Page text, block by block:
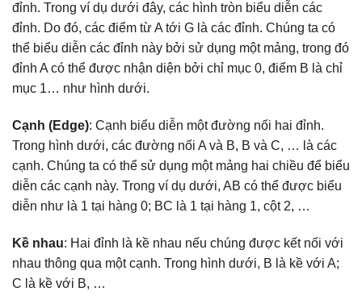
đỉnh. Trong ví dụ dưới đây, các hình tròn biểu diễn các
đỉnh. Do đó, các điểm từ A tới G là các đỉnh. Chúng ta có
thể biểu diễn các đỉnh này bởi sử dụng một mảng, trong đó
đỉnh A có thể được nhận diện bởi chỉ mục 0, điểm B là chỉ
mục 1… như hình dưới.
Cạnh (Edge): Cạnh biểu diễn một đường nối hai đỉnh.
Trong hình dưới, các đường nối A và B, B và C, … là các
cạnh. Chúng ta có thể sử dụng một mảng hai chiều để biểu
diễn các cạnh này. Trong ví dụ dưới, AB có thể được biểu
diễn như là 1 tại hàng 0; BC là 1 tại hàng 1, cột 2, …
Kề nhau: Hai đỉnh là kề nhau nếu chúng được kết nối với
nhau thông qua một cạnh. Trong hình dưới, B là kề với A;
C là kề với B, …